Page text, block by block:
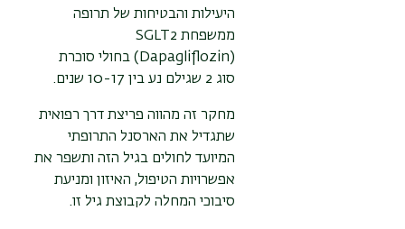
היעילות והבטיחות של תרופה
ממשפחת SGLT2
(Dapagliflozin) בחולי סוכרת
סוג 2 שגילם נע בין 10-17 שנים.
מחקר זה מהווה פריצת דרך רפואית
שתגדיל את הארסנל התרופתי
המיועד לחולים בגיל הזה ותשפר את
אפשרויות הטיפול, האיזון ומניעת
סיבוכי המחלה לקבוצת גיל זו.